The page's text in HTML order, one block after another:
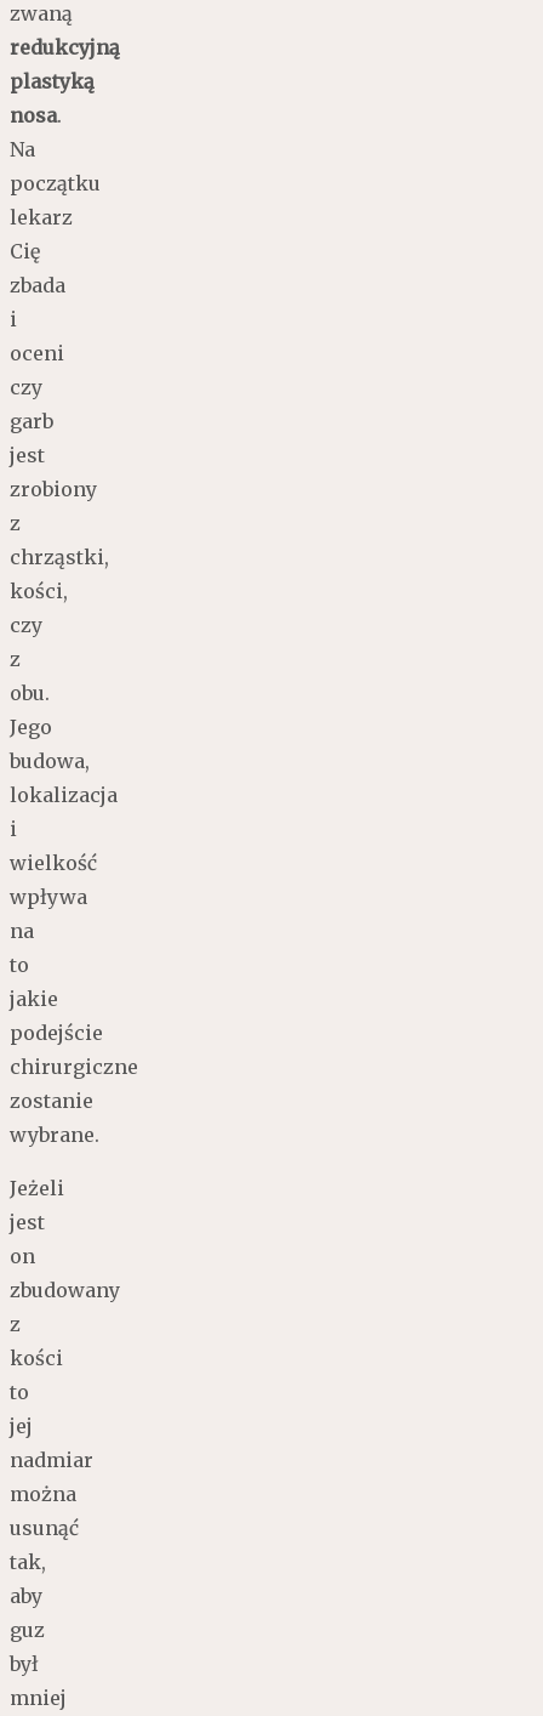
zwaną
redukcyjną
plastyką
nosa.
Na
początku
lekarz
Cię
zbada
i
oceni
czy
garb
jest
zrobiony
z
chrząstki,
kości,
czy
z
obu.
Jego
budowa,
lokalizacja
i
wielkość
wpływa
na
to
jakie
podejście
chirurgiczne
zostanie
wybrane.
Jeżeli
jest
on
zbudowany
z
kości
to
jej
nadmiar
można
usunąć
tak,
aby
guz
był
mniej